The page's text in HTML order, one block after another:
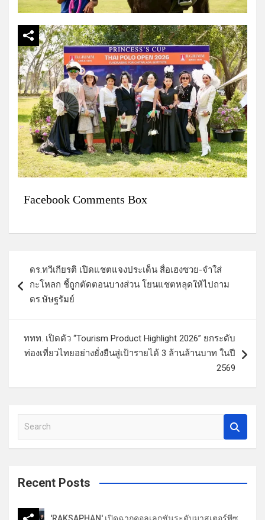
Facebook Comments Box
แ
รื่
ดร.ทวีเกียรติ เปิดแชตแจงประเด็น สื่อเฮงซวย-จำใส่
กะโหลก ชี้ถูกตัดตอนบางส่วน โยนแชตหลุดให้ไปถาม
ดร.ษัษฐรัมย์
ททท. เปิดตัว “Tourism Product Highlight 2026” ยกระดับ
ท่องเที่ยวไทยอย่างยั่งยืนสู่เป้ารายได้ 3 ล้านล้านบาท ในปี
2569
a
c
Recent Posts